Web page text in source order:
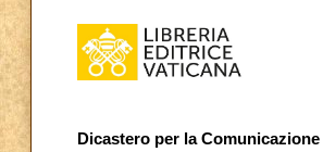
Dicastero per la Comunicazione